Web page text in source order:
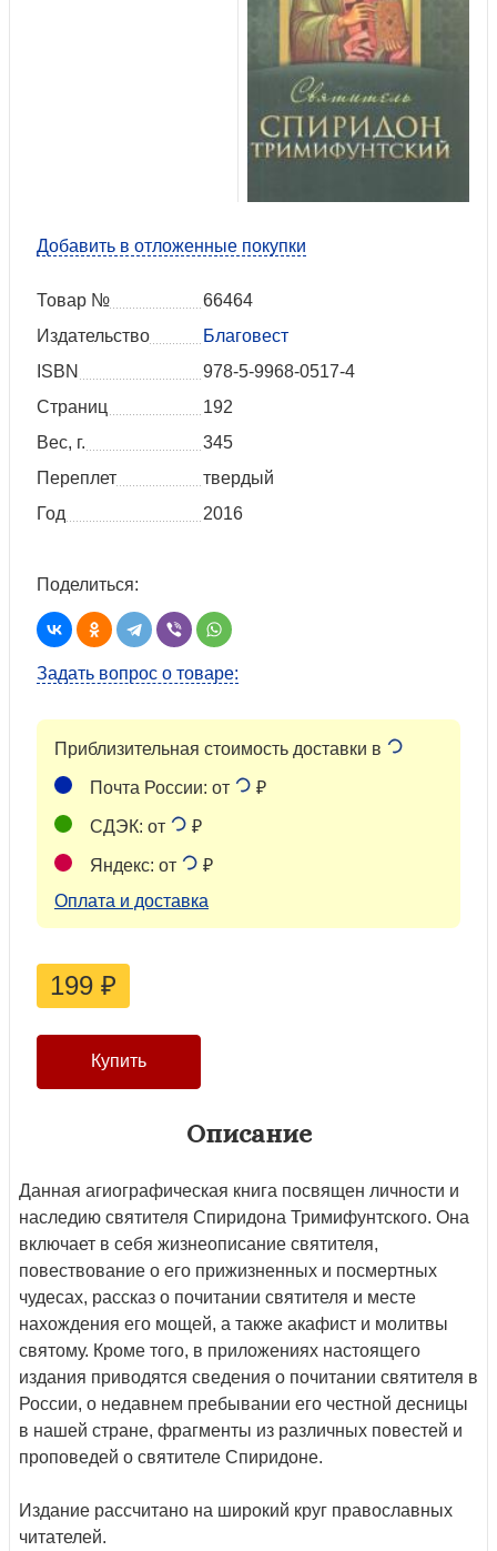
Добавить в отложенные покупки
Товар №
66464
Издательство
Благовест
ISBN
978-5-9968-0517-4
Страниц
192
Вес, г.
345
Переплет
твердый
Год
2016
Поделиться:
Задать вопрос о товаре:
Приблизительная стоимость доставки в
Почта России: от ₽
СДЭК: от ₽
Яндекс: от
₽
Оплата и доставка
199 ₽
Описание
Данная агиографическая книга посвящен личности и
наследию святителя Спиридона Тримифунтского. Она
включает в себя жизнеописание святителя,
повествование о его прижизненных и посмертных
чудесах, рассказ о почитании святителя и месте
нахождения его мощей, а также акафист и молитвы
святому. Кроме того, в приложениях настоящего
издания приводятся сведения о почитании святителя в
России, о недавнем пребывании его честной десницы
в нашей стране, фрагменты из различных повестей и
проповедей о святителе Спиридоне.
Издание рассчитано на широкий круг православных
читателей.